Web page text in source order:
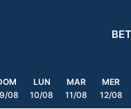
08
LUN
10/08
MAR
11/08
MER
12/08